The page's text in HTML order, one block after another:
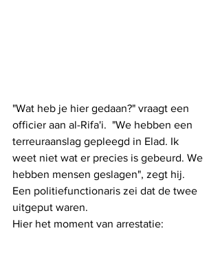
"Wat heb je hier gedaan?" vraagt ​​een
officier aan al-Rifa'i.  "We hebben een
terreuraanslag gepleegd in Elad. Ik
weet niet wat er precies is gebeurd. We
hebben mensen geslagen", zegt hij.
Een politiefunctionaris zei dat de twee
uitgeput waren.
Hier het moment van arrestatie: